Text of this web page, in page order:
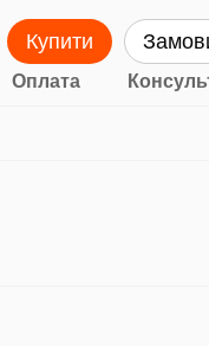
Купити
Оплата